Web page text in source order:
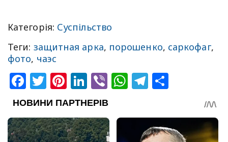
Категорія: Суспільство
Теги: защитная арка, порошенко, саркофаг,
фото, чаэс
Facebook
Twitter
Pinterest
LinkedIn
ViberWhatsApp
Telegram